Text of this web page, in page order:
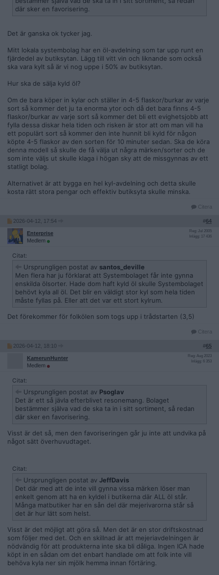
där sker en favorisering.
Det är ganska ok tycker jag.
Mitt lokala systembolag har en öl-avdelning som tar upp runt en
fjärdedel av butiksytan. Lägg till vitt vin och liknande som också
ska vara kylt så är vi nog uppe i 50% av butiksytan.
Hur ska de sälja kyld öl?
Om de bara köper in kylar och ställer in 4-5 flaskor/burkar av varje
sort så kommer det ju ta enorma ytor och då det bara finns 4-5
flaskor/burkar av varje sort så kommer det bli ett evighetsjobb att
fylla dessa diskar hela tiden och risken är stor att om man vill ha
ett populärt sort så kommer den inte hunnit bli kyld för någon
köpte 4-5 flaskor av den sorten för 10 minuter sedan. Ska de köra
denna modell så skulle de få välja ut några märken/sorter och de
som inte väljs ut skulle klaga i högan sky att de missgynnas av ett
statligt bolag.
Alternativet är att bygga en hel kyl-avdelning och detta skulle
kosta rätt stora pengar och effektiv butiksyta skulle minska.
Citera
2026-04-12, 17:54 #64
Enterprise
Medlem
Reg: Jul 2005
Inlägg: 17 436
Citat:
Ursprungligen postat av santos_deville
Men flera har ju förklarat att Systembolaget får inte gynna
enskilda ölsorter. Hade dom haft kyld öl skulle Systembolaget
behövt kyla all öl. Det blir en väldigt stor kyl som hela tiden
måste fyllas på. Eller att det var ett stort kylrum.
Det förekommer för folkölen som togs upp i trådstarten (3,5)
Citera
2026-04-12, 18:10 #65
KamerunHunter
Medlem
Reg: Aug 2023
Inlägg: 6 353
Citat:
Ursprungligen postat av Psoglav
Det är ett så jävla efterblivet resonemang. Bolaget
bestämmer själva vad de ska ta in i sitt sortiment, så redan
där sker en favorisering.
Visst är det så, men den favoriseringen går ju inte att undvika på
något sätt överhuvudtaget.
Citat:
Ursprungligen postat av JeffDavis
Det där med att de inte vill gynna vissa märken löser man
enkelt genom att ha en kyldel i butikerna där ALL öl står.
Många matbutiker har en sån del där mejerivarorna står så
det är hur lätt som helst.
Visst är det möjligt att göra så. Men det är en stor driftskostnad
som följer med det. Och en skillnad är att mejeriavdelningen är
nödvändig för att produkterna inte ska bli dåliga. Ingen ICA hade
köpt in en sådan om det enbart handlade om att folk inte vill
behöva kyla ner sin mjölk hemma innan förtäring.